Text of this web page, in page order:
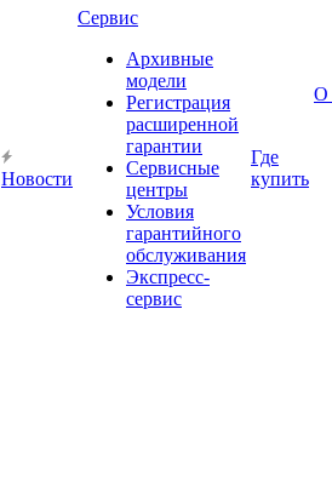
Новости
Сервис
Архивные
модели
Регистрация
расширенной
гарантии
Сервисные
центры
Условия
гарантийного
обслуживания
Экспресс-
сервис
Где
купить
О